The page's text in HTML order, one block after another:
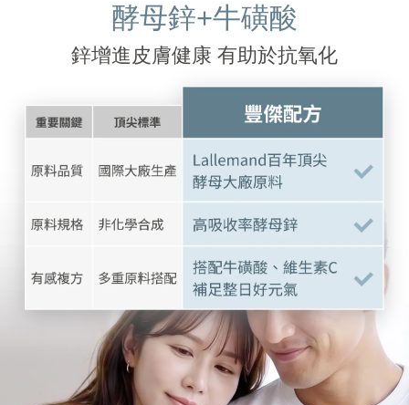
酵母鋅+牛磺酸
鋅增進皮膚健康 有助於抗氧化